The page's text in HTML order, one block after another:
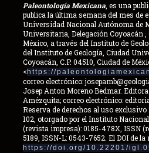
Paleontología Mexicana, es una
publica la última semana del mes de
Universidad Nacional Autónoma de
Universitaria, Delegación Coyoacán ,
México, a través del Instituto de
del Instituto de Geología, Ciudad
Coyoacán, C.P. 04510, Ciudad de
< https://
correo electrónico:
Josep Anton Moreno Bedmar.
Amézquita; correo electrónico:
Reserva de derechos al uso
102, otorgado por el Instituto
(revista impresa): 0185-478X, ISSN
5189, ISSN-L: 0543-7652. El DOI de
https://doi.org/10.22201/